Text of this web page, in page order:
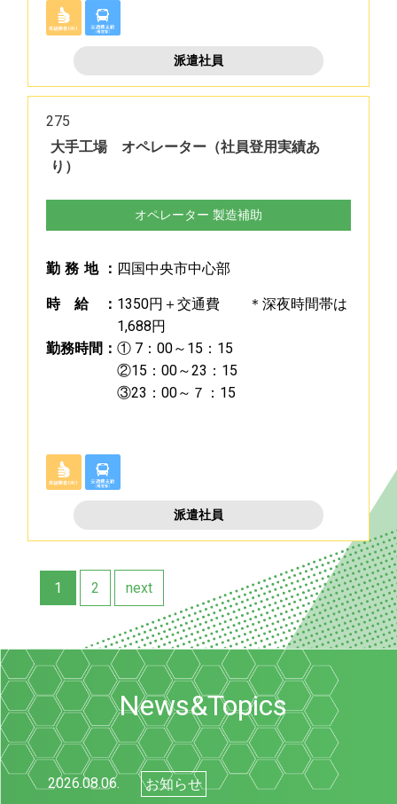
派遣社員
275
大手工場 オペレーター（社員登用実績あ
り）
オペレーター 製造補助
勤 務 地 ： 四国中央市中心部
時 給 ： 1350円＋交通費 ＊深夜時間帯は
1,688円
勤務時間 ： ① 7：00～15：15
②15：00～23：15
③23：00～７：15
派遣社員
1 2 next
News&Topics
2026.08.06. お知らせ